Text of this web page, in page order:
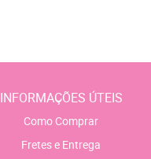
INFORMAÇÕES ÚTEIS
Como Comprar
Fretes e Entrega